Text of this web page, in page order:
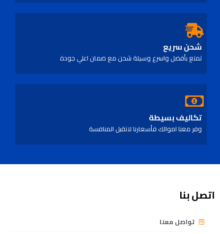
شحن سريع
تمتع بأفضل واسرع وسيلة شحن مع ضمان اعلي جودة
تكاليف بسيطة
وفر معنا اموالك فأسعارنا لاتقبل المنافسة
اتصل بنا
تواصل معنا